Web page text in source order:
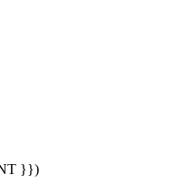
}})